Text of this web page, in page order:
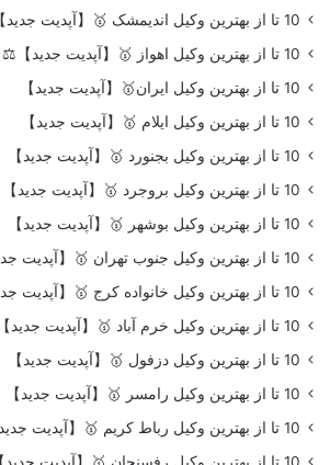
10 تا از بهترین وکیل اندیمشک 🥇【آپدیت جدید】
10 تا از بهترین وکیل اهواز 🥇【آپدیت جدید】⚖️
10 تا از بهترین وکیل ایران🥇【آپدیت جدید】
10 تا از بهترین وکیل ایلام 🥇【آپدیت جدید】
10 تا از بهترین وکیل بجنورد 🥇【آپدیت جدید】
10 تا از بهترین وکیل بروجرد 🥇【آپدیت جدید】
10 تا از بهترین وکیل بوشهر 🥇【آپدیت جدید】
10 تا از بهترین وکیل جنوب تهران 🥇【آپدیت جدید】
10 تا از بهترین وکیل خانواده کرج 🥇【آپدیت جدید】⚖️
10 تا از بهترین وکیل خرم آباد 🥇【آپدیت جدید】
10 تا از بهترین وکیل دزفول 🥇【آپدیت جدید】
10 تا از بهترین وکیل رامسر 🥇【آپدیت جدید】
10 تا از بهترین وکیل رباط کریم 🥇【آپدیت جدید】